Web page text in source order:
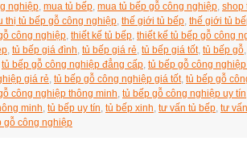
nghiệp, mua tủ bếp, mua tủ bếp gỗ công nghiệp, shop
thị tủ bếp gỗ công nghiệp, thế giới tủ bếp, thế giới tủ
công nghiệp, thiết kế tủ bếp, thiết kế tủ bếp gỗ công
, tủ bếp giá đình, tủ bếp giá rẻ, tủ bếp giá tốt, tủ bếp gỗ,
tủ bếp gỗ công nghiệp đẳng cấp, tủ bếp gỗ công
giá rẻ, tủ bếp gỗ công nghiệp giá tốt, tủ bếp gỗ
công nghiệp thông minh, tủ bếp gỗ công nghiệp uy tín
minh, tủ bếp uy tín, tủ bếp xinh, tư vấn tủ bếp, tư
gỗ công nghiệp